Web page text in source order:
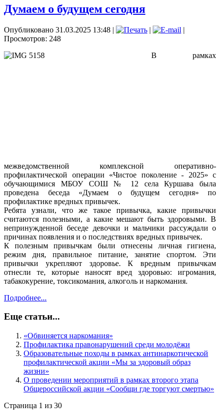
Думаем о будущем сегодня
Опубликовано 31.03.2025 13:48 | |
|
Просмотров: 248
В рамках
межведомственной комплексной оперативно-
профилактической операции «Чистое поколение - 2025» с
обучающимися МБОУ СОШ № 12 села Куршава была
проведена беседа «Думаем о будущем сегодня» по
профилактике вредных привычек.
Ребята узнали, что же такое привычка, какие привычки
считаются полезными, а какие мешают быть здоровыми. В
непринужденной беседе девочки и мальчики рассуждали о
причинах появления и о последствиях вредных привычек.
К полезным привычкам были отнесены личная гигиена,
режим дня, правильное питание, занятие спортом. Эти
привычки укрепляют здоровье. К вредным привычкам
отнесли те, которые наносят вред здоровью: игромания,
табакокурение, токсикомания, алкоголь и наркомания.
Подробнее...
Еще статьи...
«Обвиняется наркомания»
Профилактика правонарушений среди молодёжи
Образовательные походы в рамках антинаркотической
профилактической акции «Мы за здоровый образ
жизни»
О проведении мероприятий в рамках второго этапа
Общероссийской акции «Сообщи где торгуют смертью»
Страница 1 из 30